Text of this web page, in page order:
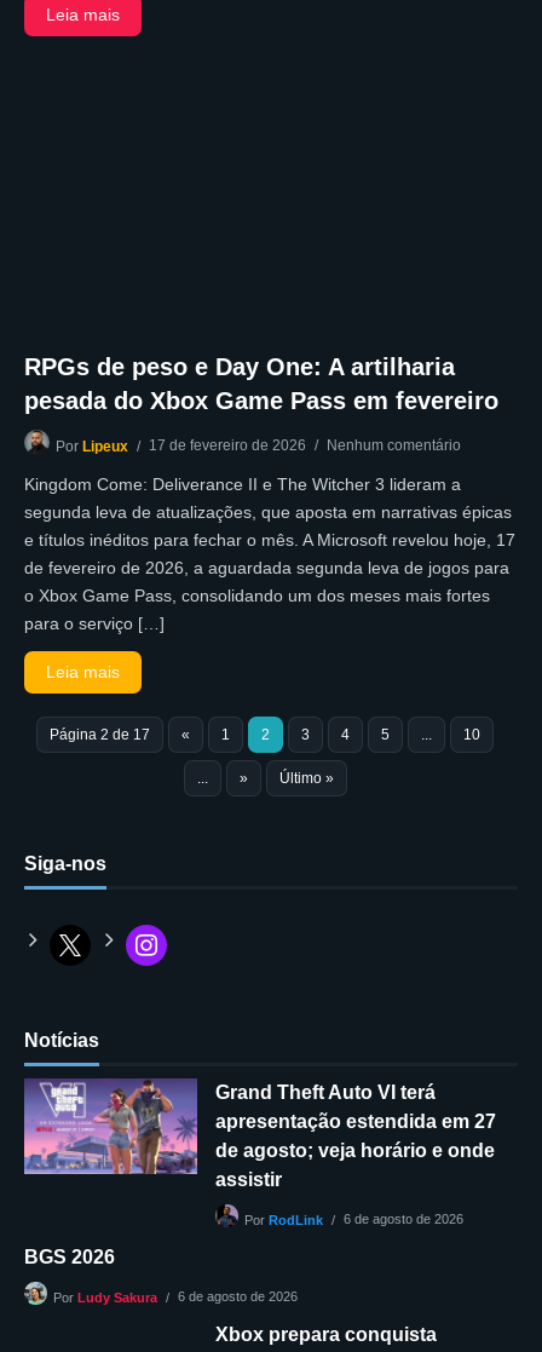
Leia mais
RPGs de peso e Day One: A artilharia
pesada do Xbox Game Pass em fevereiro
Por Lipeux 17 de fevereiro de 2026 Nenhum comentário
Kingdom Come: Deliverance II e The Witcher 3 lideram a
segunda leva de atualizações, que aposta em narrativas épicas
e títulos inéditos para fechar o mês. A Microsoft revelou hoje, 17
de fevereiro de 2026, a aguardada segunda leva de jogos para
o Xbox Game Pass, consolidando um dos meses mais fortes
para o serviço […]
Leia mais
Página 2 de 17 « 1 2 3 4 5 ... 10
... » Último »
Siga-nos
Notícias
Grand Theft Auto VI terá
apresentação estendida em 27
de agosto; veja horário e onde
assistir
Por RodLink 6 de agosto de 2026
BGS 2026
Por Ludy Sakura 6 de agosto de 2026
Xbox prepara conquista